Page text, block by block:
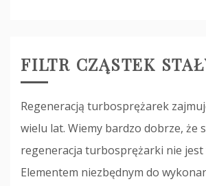
FILTR CZĄSTEK
Regeneracją turbosprężarek
wielu lat. Wiemy bardzo dobrze, że
regeneracja turbosprężarki nie jest
Elementem niezbędnym do